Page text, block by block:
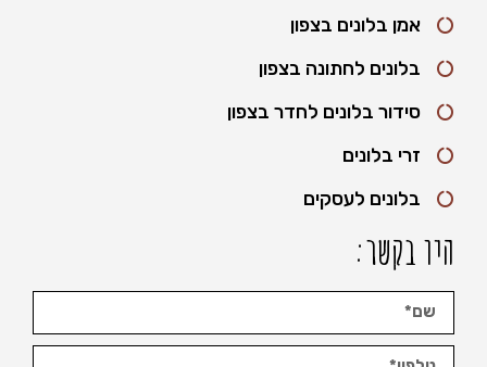
אמן בלונים בצפון
בלונים לחתונה בצפון
סידור בלונים לחדר בצפון
זרי בלונים
בלונים לעסקים
היו בקשר: